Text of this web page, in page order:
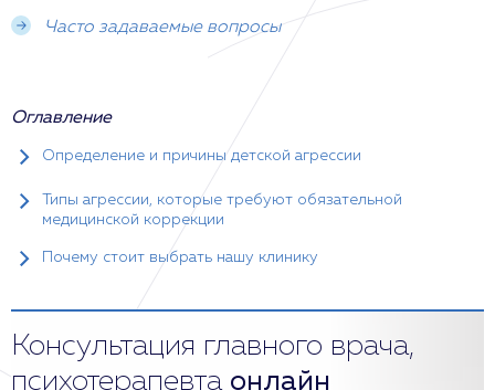
Часто задаваемые вопросы
Оглавление
Определение и причины детской агрессии
Типы агрессии, которые требуют обязательной
медицинской коррекции
Почему стоит выбрать нашу клинику
Консультация главного врача,
психотерапевта онлайн